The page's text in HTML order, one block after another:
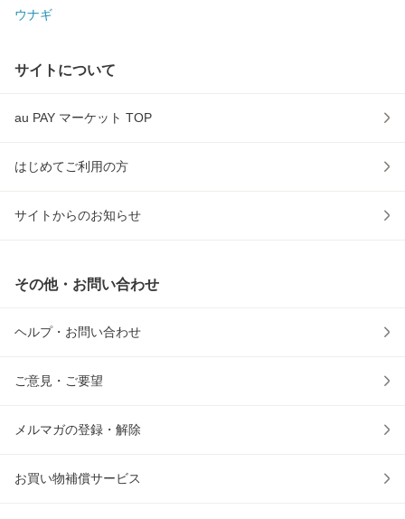
ウナギ
サイトについて
au PAY マーケット TOP
はじめてご利用の方
サイトからのお知らせ
その他・お問い合わせ
ヘルプ・お問い合わせ
ご意見・ご要望
メルマガの登録・解除
お買い物補償サービス